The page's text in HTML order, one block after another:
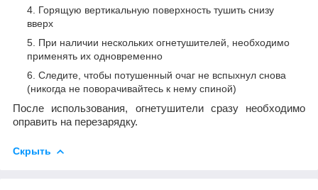
Горящую вертикальную поверхность тушить снизу
вверх
При наличии нескольких огнетушителей, необходимо
применять их одновременно
Следите, чтобы потушенный очаг не вспыхнул снова
(никогда не поворачивайтесь к нему спиной)
После использования, огнетушители сразу необходимо
оправить на перезарядку.
Скрыть